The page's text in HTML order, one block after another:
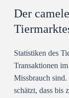
Der
Statistiken des
Transaktionen
Missbrauch
schätzt, dass bis